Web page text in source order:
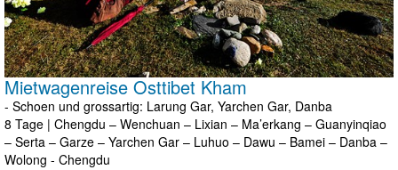
Mietwagenreise Osttibet Kham
- Schoen und grossartig: Larung Gar, Yarchen Gar, Danba
8 Tage | Chengdu – Wenchuan – Lixian – Ma’erkang – Guanyinqiao
– Serta – Garze – Yarchen Gar – Luhuo – Dawu – Bamei – Danba –
Wolong - Chengdu